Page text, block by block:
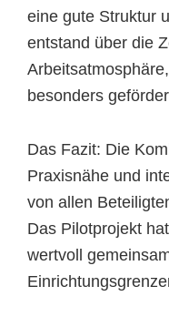
eine gute Struktur
entstand über die
besonders
Das Fazit: Die
Praxisnähe und
von allen
Das Pilotprojekt
wertvoll